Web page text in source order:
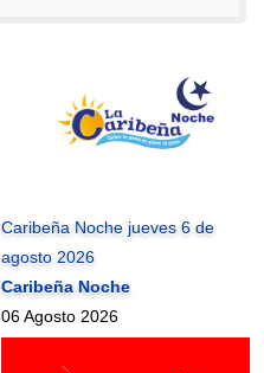
Caribeña Noche jueves 6 de
agosto 2026
Caribeña Noche
06 Agosto 2026